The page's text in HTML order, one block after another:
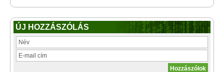
ÚJ HOZZÁSZÓLÁS